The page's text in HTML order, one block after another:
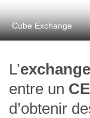
Cube Exchange
L’
entre un
d’obtenir